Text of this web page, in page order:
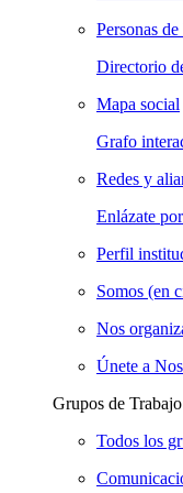
Personas de
Directorio
Mapa social
Grafo
Redes y
Enlázate
Perfil
Somos (en
Nos
Únete a
Grupos de Trabajo
Todos los